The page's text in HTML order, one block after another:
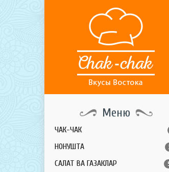
Меню
ЧАК-ЧАК
НОНУШТА
САЛАТ ВА ГАЗАКЛАР